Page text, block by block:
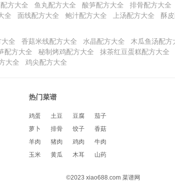
方大全 鱼丸配方大全 酸笋配方大全 排骨配方大全
全 面线配方大全 鲍汁配方大全 上汤配方大全 酥
全 香菇米线配方大全 水晶配方大全 木瓜鱼汤配方
配方大全 秘制烤鸡配方大全 抹茶红豆蛋糕配方大全
大全 鸡尖配方大全
热门菜谱
鸡蛋
萝卜
羊肉
玉米
土豆
排骨
猪肉
黄瓜
豆腐
饺子
鸡肉
木耳
茄子
香菇
牛肉
山药
©2023 xiao688.com 菜谱网